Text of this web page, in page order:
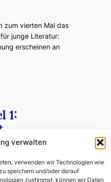
verwalten
verwenden wir Technologien wie
speichern und/oder darauf
zustimmst, können wir Daten
zum vierten Mal das
junge Literatur:
erscheinen an
1: